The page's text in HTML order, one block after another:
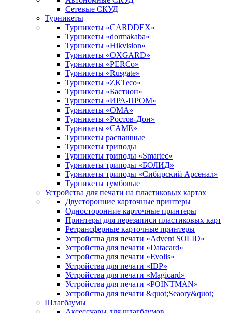
Сетевые СКУД
Турникеты
Турникеты «CARDDEX»
Турникеты «dormakaba»
Турникеты «Hikvision»
Турникеты «OXGARD»
Турникеты «PERCo»
Турникеты «Rusgate»
Турникеты «ZKTeco»
Турникеты «Бастион»
Турникеты «ИРА-ПРОМ»
Турникеты «ОМА»
Турникеты «Ростов-Дон»
Турникеты «САМЕ»
Турникеты распашные
Турникеты триподы
Турникеты триподы «Smartec»
Турникеты триподы «БОЛИД»
Турникеты триподы «Сибирский Арсенал»
Турникеты тумбовые
Устройства для печати на пластиковых картах
Двусторонние карточные принтеры
Односторонние карточные принтеры
Принтеры для перезаписи пластиковых карт
Ретрансферные карточные принтеры
Устройства для печати «Advent SOLID»
Устройства для печати «Datacard»
Устройства для печати «Evolis»
Устройства для печати «IDP»
Устройства для печати «Magicard»
Устройства для печати «POINTMAN»
Устройства для печати &quot;Seaory&quot;
Шлагбаумы